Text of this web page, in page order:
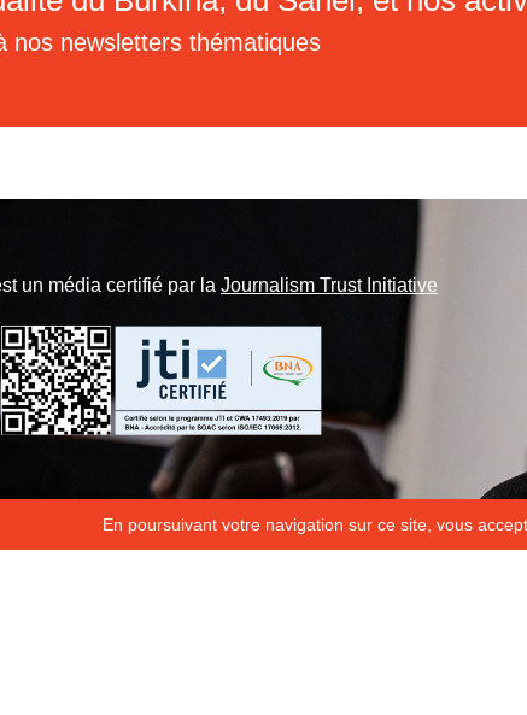
En poursuivant votre navigation sur ce site, vous
nos newsletters thématiques
un média certifié par la Journalism Trust Initiative
ILS NOUS